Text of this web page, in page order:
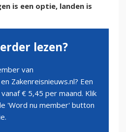
is een optie, landen is
lezen?
van
Zakenreisnieuws.nl? Een
€ 5,45 per maand. Klik
'Word nu member' button